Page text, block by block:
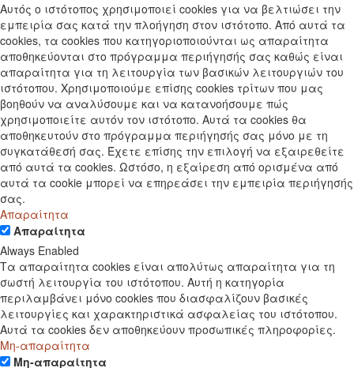
Αυτός ο ιστότοπος χρησιμοποιεί cookies για να βελτιώσει την
εμπειρία σας κατά την πλοήγηση στον ιστότοπο. Από αυτά τα
cookies, τα cookies που κατηγοριοποιούνται ως απαραίτητα
αποθηκεύονται στο πρόγραμμα περιήγησής σας καθώς είναι
απαραίτητα για τη λειτουργία των βασικών λειτουργιών του
ιστότοπου. Χρησιμοποιούμε επίσης cookies τρίτων που μας
βοηθούν να αναλύσουμε και να κατανοήσουμε πώς
χρησιμοποιείτε αυτόν τον ιστότοπο. Αυτά τα cookies θα
αποθηκευτούν στο πρόγραμμα περιήγησής σας μόνο με τη
συγκατάθεσή σας. Έχετε επίσης την επιλογή να εξαιρεθείτε
από αυτά τα cookies. Ωστόσο, η εξαίρεση από ορισμένα από
αυτά τα cookie μπορεί να επηρεάσει την εμπειρία περιήγησής
σας.
Απαραίτητα
Απαραίτητα
Always Enabled
Τα απαραίτητα cookies είναι απολύτως απαραίτητα για τη
σωστή λειτουργία του ιστότοπου. Αυτή η κατηγορία
περιλαμβάνει μόνο cookies που διασφαλίζουν βασικές
λειτουργίες και χαρακτηριστικά ασφαλείας του ιστότοπου.
Αυτά τα cookies δεν αποθηκεύουν προσωπικές πληροφορίες.
Μη-απαραίτητα
Μη-απαραίτητα